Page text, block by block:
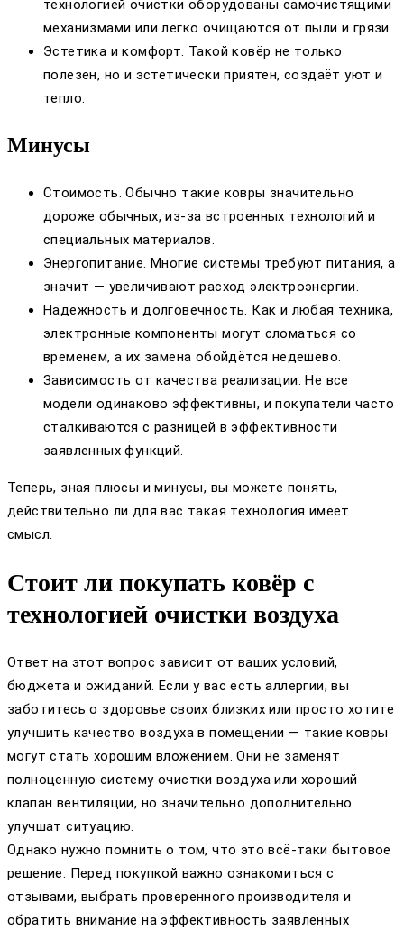
технологией очистки оборудованы самочистящими
механизмами или легко очищаются от пыли и грязи.
Эстетика и комфорт. Такой ковёр не только
полезен, но и эстетически приятен, создаёт уют и
тепло.
Минусы
Стоимость. Обычно такие ковры значительно
дороже обычных, из-за встроенных технологий и
специальных материалов.
Энергопитание. Многие системы требуют питания, а
значит — увеличивают расход электроэнергии.
Надёжность и долговечность. Как и любая техника,
электронные компоненты могут сломаться со
временем, а их замена обойдётся недешево.
Зависимость от качества реализации. Не все
модели одинаково эффективны, и покупатели часто
сталкиваются с разницей в эффективности
заявленных функций.
Теперь, зная плюсы и минусы, вы можете понять,
действительно ли для вас такая технология имеет
смысл.
Стоит ли покупать ковёр с
технологией очистки воздуха
Ответ на этот вопрос зависит от ваших условий,
бюджета и ожиданий. Если у вас есть аллергии, вы
заботитесь о здоровье своих близких или просто хотите
улучшить качество воздуха в помещении — такие ковры
могут стать хорошим вложением. Они не заменят
полноценную систему очистки воздуха или хороший
клапан вентиляции, но значительно дополнительно
улучшат ситуацию.
Однако нужно помнить о том, что это всё-таки бытовое
решение. Перед покупкой важно ознакомиться с
отзывами, выбрать проверенного производителя и
обратить внимание на эффективность заявленных